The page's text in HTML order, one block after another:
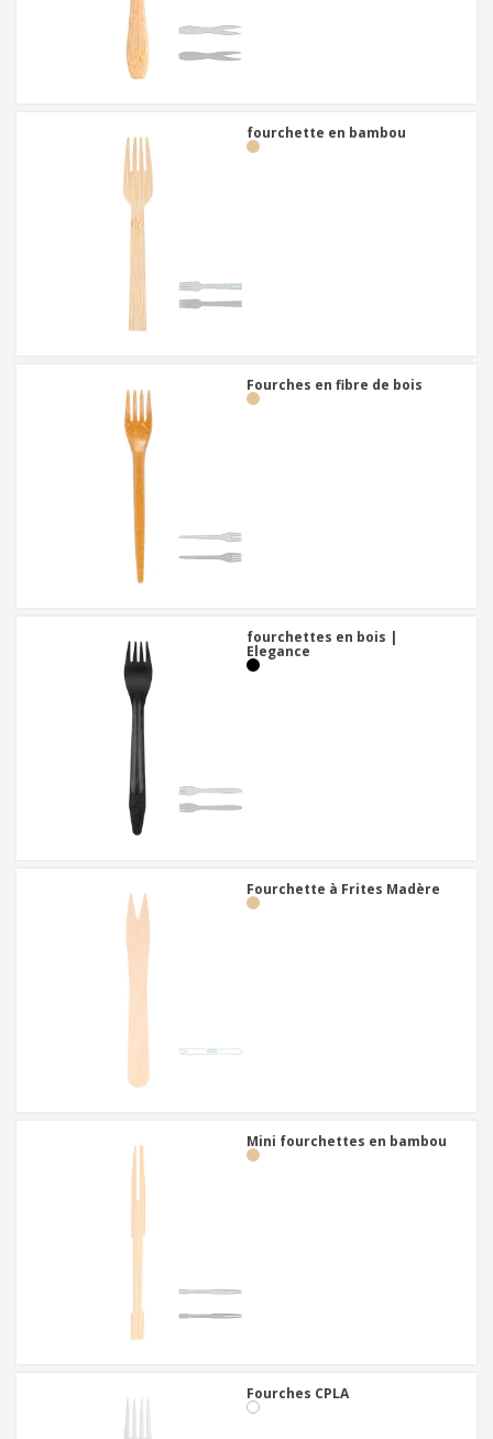
fourchette en bambou
Fourches en fibre de bois
fourchettes en bois |
Elegance
Fourchette à Frites Madère
Mini fourchettes en bambou
Fourches CPLA